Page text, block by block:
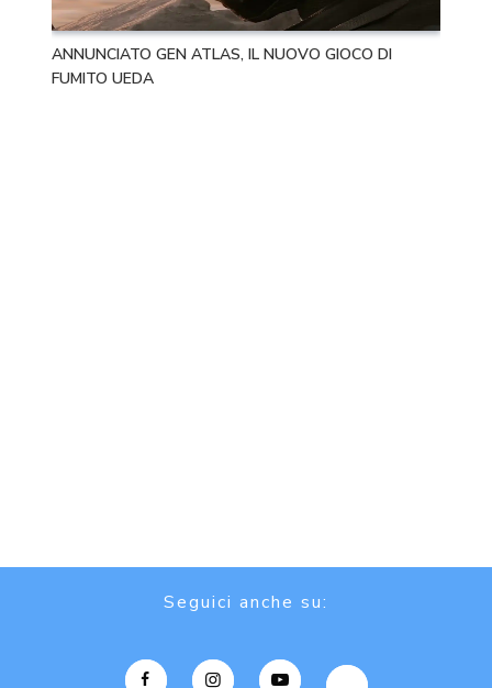
ANNUNCIATO GEN ATLAS, IL NUOVO GIOCO DI
FUMITO UEDA
Seguici anche su: